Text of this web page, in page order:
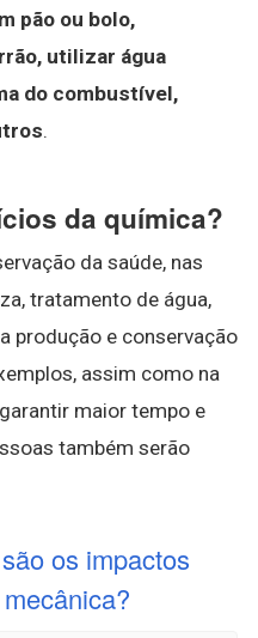
pão ou bolo,
utilizar água
do combustível,
.
da química?
da saúde, nas
tratamento de água,
produção e conservação
assim como na
maior tempo e
também serão
os impactos